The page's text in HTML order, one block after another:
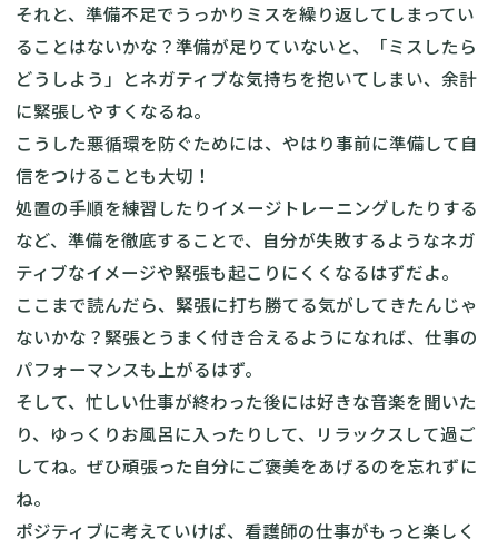
それと、準備不足でうっかりミスを繰り返してしまってい
ることはないかな？準備が足りていないと、「ミスしたら
どうしよう」とネガティブな気持ちを抱いてしまい、余計
に緊張しやすくなるね。
こうした悪循環を防ぐためには、やはり事前に準備して自
信をつけることも大切！
処置の手順を練習したりイメージトレーニングしたりする
など、準備を徹底することで、自分が失敗するようなネガ
ティブなイメージや緊張も起こりにくくなるはずだよ。
ここまで読んだら、緊張に打ち勝てる気がしてきたんじゃ
ないかな？緊張とうまく付き合えるようになれば、仕事の
パフォーマンスも上がるはず。
そして、忙しい仕事が終わった後には好きな音楽を聞いた
り、ゆっくりお風呂に入ったりして、リラックスして過ご
してね。ぜひ頑張った自分にご褒美をあげるのを忘れずに
ね。
ポジティブに考えていけば、看護師の仕事がもっと楽しく